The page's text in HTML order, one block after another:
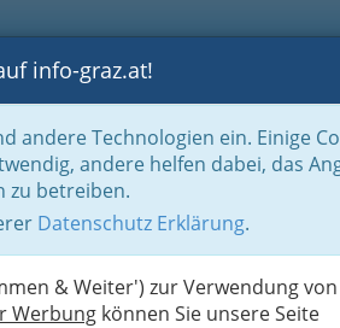
GASTRONOMIE BRANCHEN
info-graz.at!
andere Technologien ein. Einige
andere helfen dabei, das
zu betreiben.
Datenschutz Erklärung.
& Weiter') zur Verwendung von
Werbung können Sie unsere Seite
Schmuck